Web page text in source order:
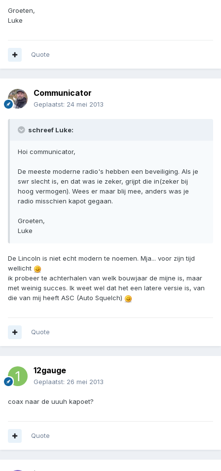
Groeten,
Luke
Quote
Communicator
Geplaatst: 24 mei 2013
schreef Luke:
Hoi communicator,
De meeste moderne radio's hebben een beveiliging. Als je
swr slecht is, en dat was ie zeker, grijpt die in(zeker bij
hoog vermogen). Wees er maar blij mee, anders was je
radio misschien kapot gegaan.
Groeten,
Luke
De Lincoln is niet echt modern te noemen. Mja... voor zijn tijd
wellicht
ik probeer te achterhalen van welk bouwjaar de mijne is, maar
met weinig succes. Ik weet wel dat het een latere versie is, van
die van mij heeft ASC (Auto Squelch)
Quote
12gauge
Geplaatst: 26 mei 2013
coax naar de uuuh kapoet?
Quote